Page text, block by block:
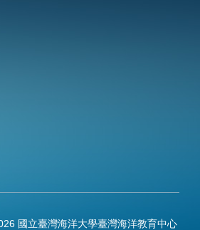
國立臺灣海洋大學臺灣海洋教育中心